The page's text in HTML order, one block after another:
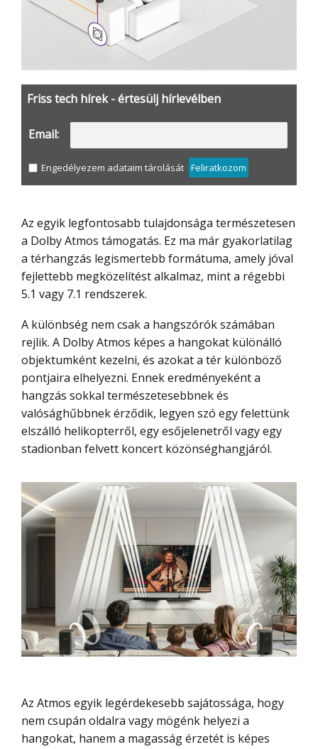
Friss tech hírek - értesülj hírlevélben
Email:
Engedélyezem adataim tárolását Feliratkozom
Az egyik legfontosabb tulajdonsága természetesen
a Dolby Atmos támogatás. Ez ma már gyakorlatilag
a térhangzás legismertebb formátuma, amely jóval
fejlettebb megközelítést alkalmaz, mint a régebbi
5.1 vagy 7.1 rendszerek.
A különbség nem csak a hangszórók számában
rejlik. A Dolby Atmos képes a hangokat különálló
objektumként kezelni, és azokat a tér különböző
pontjaira elhelyezni. Ennek eredményeként a
hangzás sokkal természetesebbnek és
valósághűbbnek érződik, legyen szó egy felettünk
elszálló helikopterről, egy esőjelenetről vagy egy
stadionban felvett koncert közönséghangjáról.
Az Atmos egyik legérdekesebb sajátossága, hogy
nem csupán oldalra vagy mögénk helyezi a
hangokat, hanem a magasság érzetét is képes